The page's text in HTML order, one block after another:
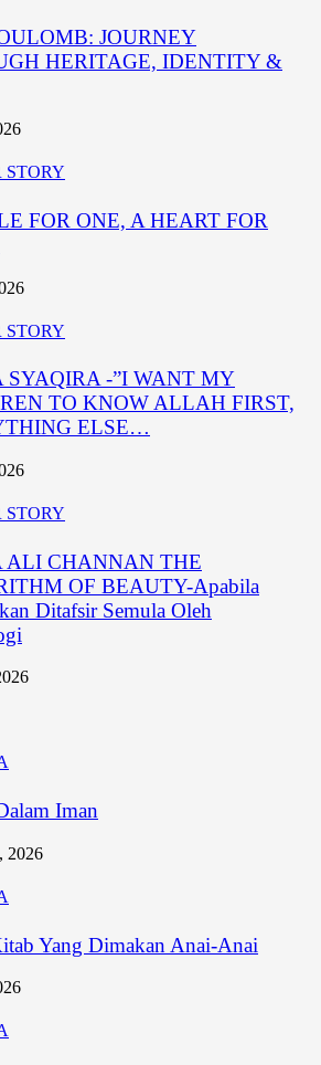
JOURNEY
HERITAGE, IDENTITY &
STORY
FOR ONE, A HEART FOR
STORY
SYAQIRA -”I WANT MY
TO KNOW ALLAH FIRST,
ELSE…
STORY
ALI CHANNAN THE
OF BEAUTY-Apabila
Ditafsir Semula Oleh
Iman
2026
Yang Dimakan Anai-Anai